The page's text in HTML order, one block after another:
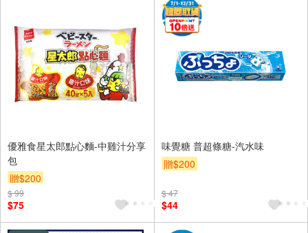
優雅食星太郎點心麵-中雞汁分享
包
贈$200
$ 99
$75
味覺糖 普超條糖-汽水味
贈$200
$ 47
$44